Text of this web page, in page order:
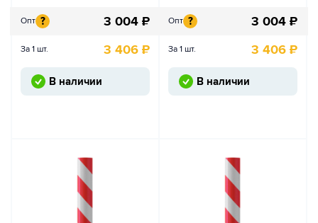
Опт ? 3 004 ₽
За 1 шт. 3 406 ₽
В наличии
Опт ? 3 004 ₽
За 1 шт. 3 406 ₽
В наличии